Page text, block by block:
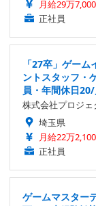
月給29万
正社員
「27卒」ゲー
ントスタッフ・
員・年間休日
株式会社プロジェ
埼玉県
月給22万
正社員
ゲームマスター